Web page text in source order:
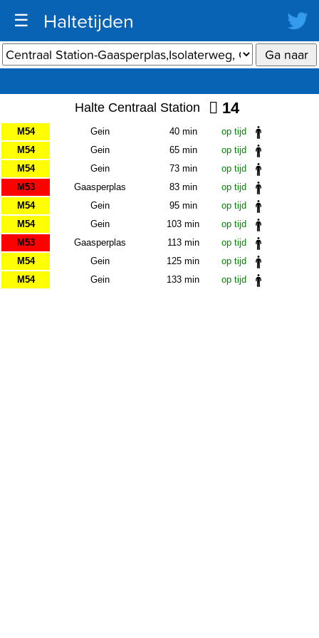
☰ Haltetijden
Halte Centraal Station 14
M54 Gein 40 min
op tijd
M54
Gein 65 min
op tijd
M54
Gein 73 min
op tijd
M53
Gaasperplas 83 min
op tijd
M54
Gein 95 min
op tijd
M54
Gein 103 min
op tijd
M53
Gaasperplas 113 min
op tijd
M54
Gein 125 min
op tijd
M54
Gein 133 min op tijd